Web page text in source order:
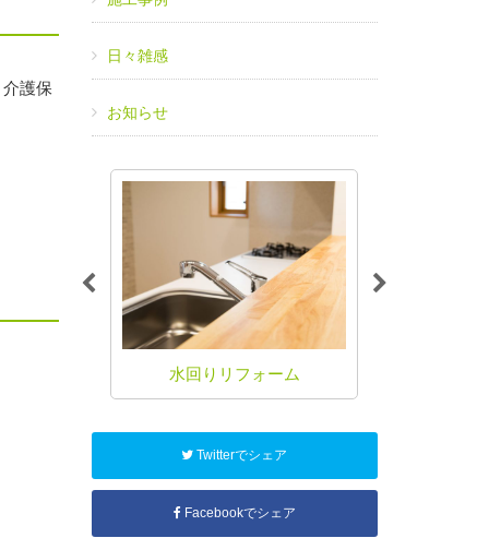
護保
日々雑感
お知らせ
水回りリフォーム
Twitterでシェア
Facebookでシェア